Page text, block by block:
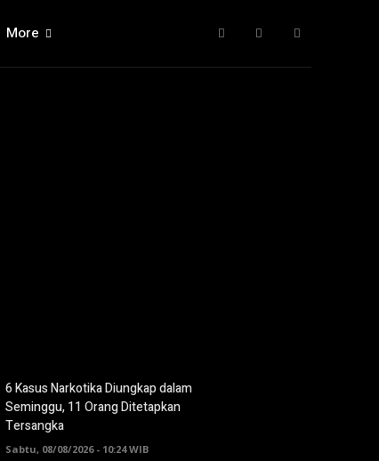
More
6 Kasus Narkotika Diungkap dalam
Seminggu, 11 Orang Ditetapkan
Tersangka
Sabtu, 08/08/2026 - 10:24 WIB